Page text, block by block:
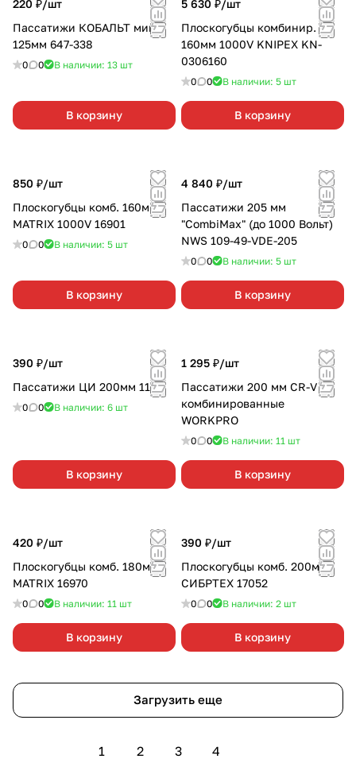
220 ₽/шт
Пассатижи КОБАЛЬТ мини
125мм 647-338
0 0 В наличии: 13 шт
В корзину
5 630 ₽/шт
Плоскогубцы комбинир.
160мм 1000V KNIPEX KN-
0306160
0 0 В наличии: 5 шт
В корзину
850 ₽/шт
Плоскогубцы комб. 160мм
MATRIX 1000V 16901
0 0 В наличии: 5 шт
В корзину
4 840 ₽/шт
Пассатижи 205 мм
"CombiMax" (до 1000 Вольт)
NWS 109-49-VDE-205
0 0 В наличии: 5 шт
В корзину
390 ₽/шт
Пассатижи ЦИ 200мм 1137
0 0 В наличии: 6 шт
В корзину
1 295 ₽/шт
Пассатижи 200 мм CR-V
комбинированные
WORKPRO
0 0 В наличии: 11 шт
В корзину
420 ₽/шт
Плоскогубцы комб. 180мм
MATRIX 16970
0 0 В наличии: 11 шт
В корзину
390 ₽/шт
Плоскогубцы комб. 200мм
СИБРТЕХ 17052
0 0 В наличии: 2 шт
В корзину
Загрузить еще
1 2 3 4